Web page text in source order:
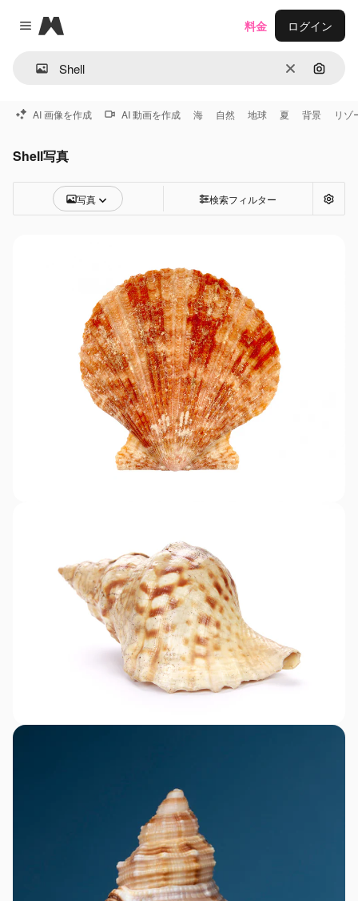
Close menu
Magnific
消去 画像で
料金 ログイン
AI 画像を作成 AI 動画を作成 海 自然 地球 夏 背景 リゾ
Shell写真
写真 検索フィルター